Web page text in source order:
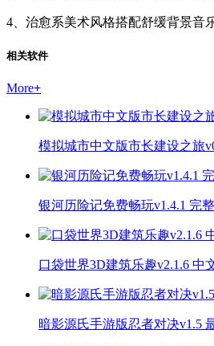
4、治愈系美术风格搭配舒缓背景音
相关软件
More+
模拟城市中文版市长建设之旅
银河历险记免费畅玩v1.4.1 完
口袋世界3D建筑乐趣v2.1.6 中
暗影源氏手游版忍者对决v1.5